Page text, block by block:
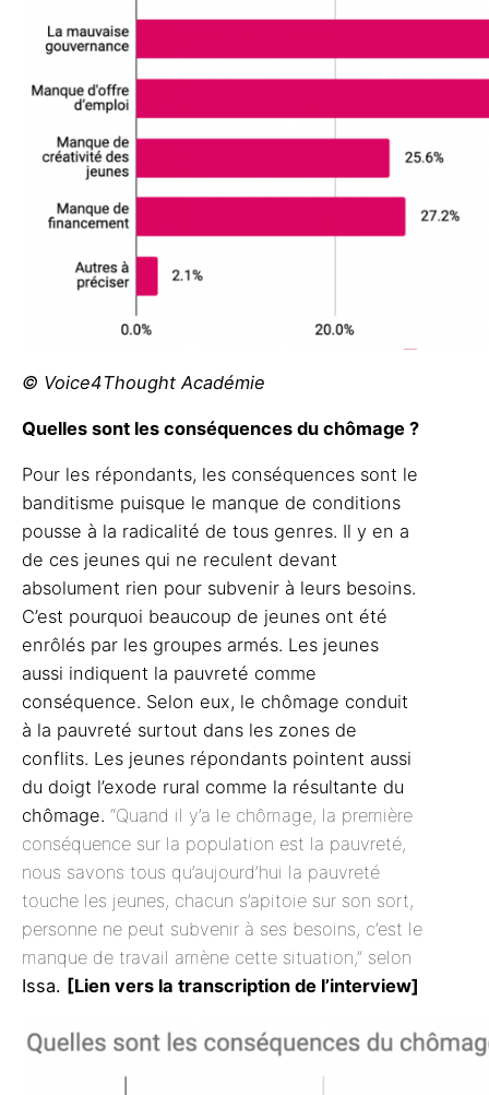
© Voice4Thought Académie
Quelles sont les conséquences du chômage ?
Pour les répondants, les conséquences sont le
banditisme puisque le manque de conditions
pousse à la radicalité de tous genres. Il y en a
de ces jeunes qui ne reculent devant
absolument rien pour subvenir à leurs besoins.
C’est pourquoi beaucoup de jeunes ont été
enrôlés par les groupes armés. Les jeunes
aussi indiquent la pauvreté comme
conséquence. Selon eux, le chômage conduit
à la pauvreté surtout dans les zones de
conflits. Les jeunes répondants pointent aussi
du doigt l’exode rural comme la résultante du
chômage. “Quand il y’a le chômage, la première
conséquence sur la population est la pauvreté,
nous savons tous qu’aujourd’hui la pauvreté
touche les jeunes, chacun s’apitoie sur son sort,
personne ne peut subvenir à ses besoins, c’est le
manque de travail amène cette situation,” selon
Issa. [Lien vers la transcription de l’interview]